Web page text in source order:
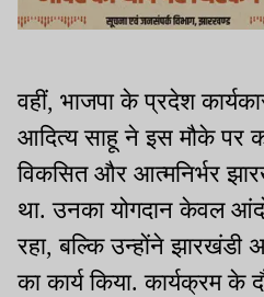
वहीं, भाजपा के प्रदेश
आदित्य साहू ने इस मौके पर
विकसित और आत्मनिर्भर
था. उनका योगदान केवल
रहा, बल्कि उन्होंने झारखंडी
का कार्य किया. कार्यक्रम के